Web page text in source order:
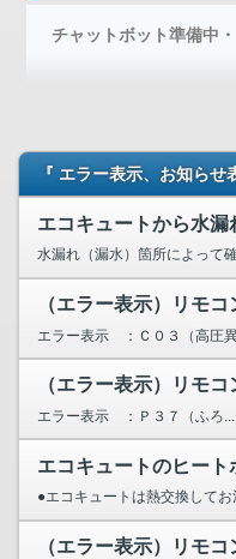
チャットボット準備中・
『 エラー表示、お知ら
エコキュートから水漏
水漏れ（漏水）箇所によって
エラー表示 ：Ｃ０３（高圧異
エラー表示 ：Ｐ３７（ふろ...
●エコキュートは熱交換してお